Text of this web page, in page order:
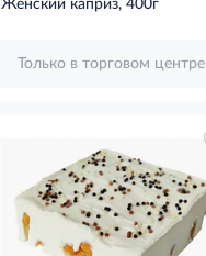
Женский каприз, 400г
Только в торговом центре